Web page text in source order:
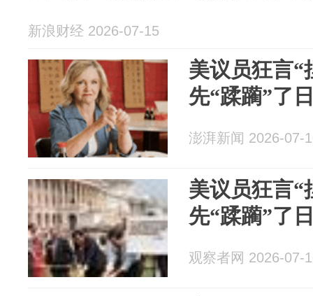
新浪财经 2026-07-15
美议员狂言“
先“蹂躏”了
澎湃新闻 2026-07-
美议员狂言“
先“蹂躏”了
观察者网 2026-07-